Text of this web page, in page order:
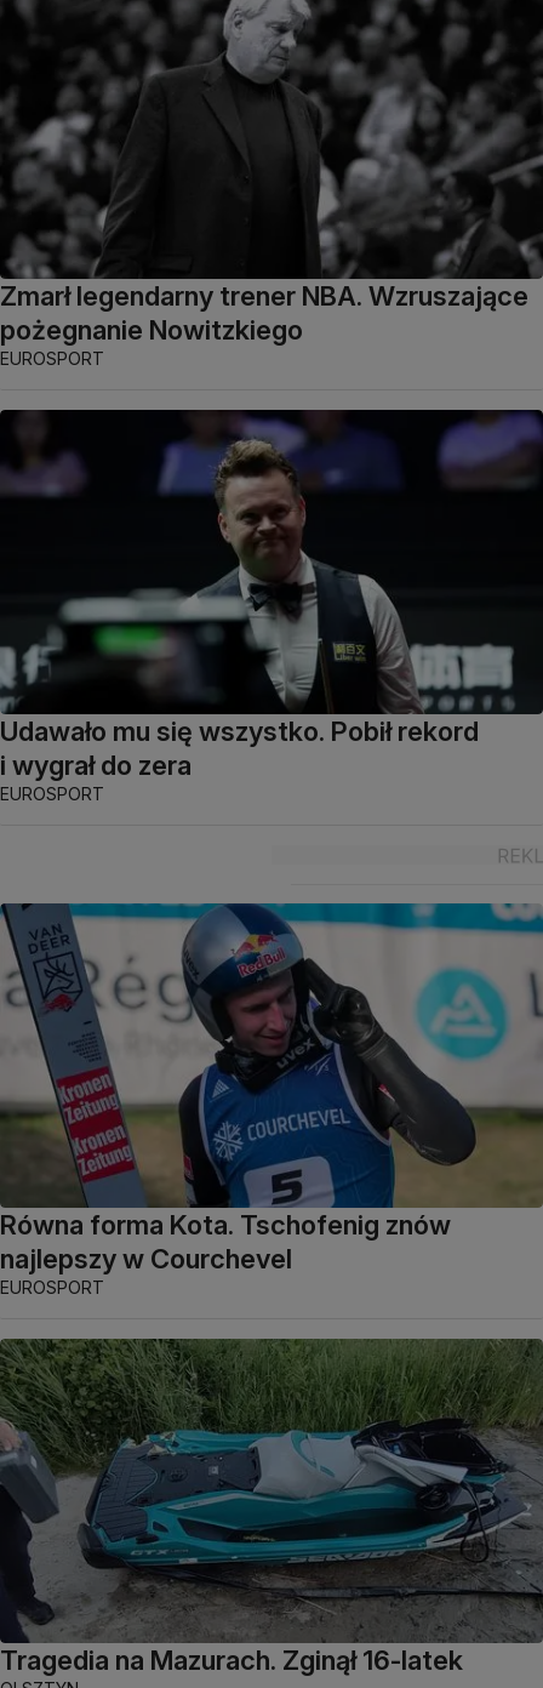
Zmarł legendarny trener NBA. Wzruszające
pożegnanie Nowitzkiego
EUROSPORT
Udawało mu się wszystko. Pobił rekord
i wygrał do zera
EUROSPORT
Równa forma Kota. Tschofenig znów
najlepszy w Courchevel
EUROSPORT
Tragedia na Mazurach. Zginął 16-latek